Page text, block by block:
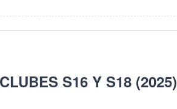
S16 Y S18 (2025)